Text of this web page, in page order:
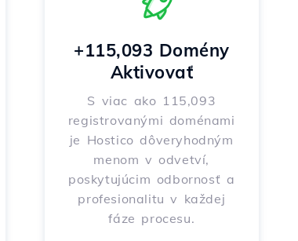
+115,093 Domény
Aktivovať
S viac ako 115,093
registrovanými doménami
je Hostico dôveryhodným
menom v odvetví,
poskytujúcim odbornosť a
profesionalitu v každej
fáze procesu.